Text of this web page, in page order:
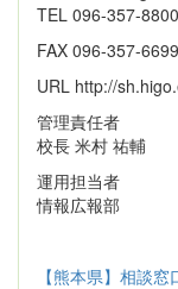
TEL 096-357-8800
FAX 096-357-6699
URL http://
管理責任者
校長 米村 祐輔
運用担当者
情報広報部
【熊本県】相談